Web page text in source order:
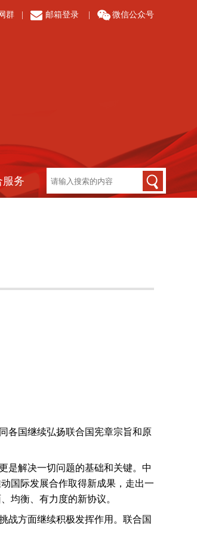
群 邮箱登录 微信公众号
服务
各国继续弘扬联合国宪章宗旨和原
是解决一切问题的基础和关键。中
国际发展合作取得新成果，走出一
均衡、有力度的新协议。
战方面继续积极发挥作用。联合国